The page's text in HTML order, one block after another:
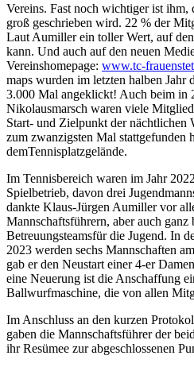
Vereins. Fast noch wichtiger ist ihm,
groß geschrieben wird. 22 % der
Laut Aumiller ein toller Wert, auf
kann. Und auch auf den neuen
Vereinshomepage: www.tc-
maps wurden im letzten halben Jahr
3.000 Mal angeklickt! Auch beim in
Nikolausmarsch waren viele
Start- und Zielpunkt der nächtlichen
zum zwanzigsten Mal stattgefunden
demTennisplatzgelände.
Im Tennisbereich waren im Jahr 2022
Spielbetrieb, davon drei
dankte Klaus-Jürgen Aumiller vor
Mannschaftsführern, aber auch ganz
Betreuungsteamsfür die Jugend. In
2023 werden sechs Mannschaften
gab er den Neustart einer 4-er
eine Neuerung ist die Anschaffung
Ballwurfmaschine, die von allen
Im Anschluss an den kurzen
gaben die Mannschaftsführerder
ihr Resümee zurabgeschlossenen